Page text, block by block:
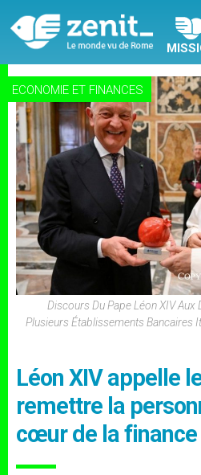
ECONOMIE ET FINANCES
Discours Du Pape Léon XIV
Plusieurs Établissements Bancaires
Léon XIV appelle
remettre la
cœur de la finance